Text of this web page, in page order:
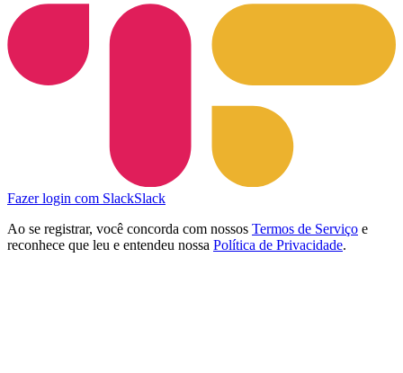
Fazer login com SlackSlack
Ao se registrar, você concorda com nossos Termos de Serviço e
reconhece que leu e entendeu nossa Política de Privacidade.